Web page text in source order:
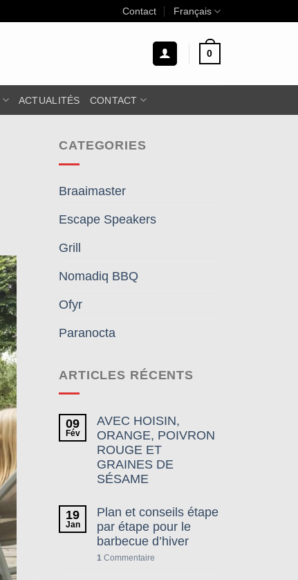
Contact Français
0
ACTUALITÉS CONTACT
CATEGORIES
Braaimaster
Escape Speakers
Grill
Nomadiq BBQ
Ofyr
Paranocta
ARTICLES RÉCENTS
09
Fév
AVEC HOISIN,
ORANGE, POIVRON
ROUGE ET
GRAINES DE
SÉSAME
19
Jan
Plan et conseils étape
par étape pour le
barbecue d’hiver
1 Commentaire